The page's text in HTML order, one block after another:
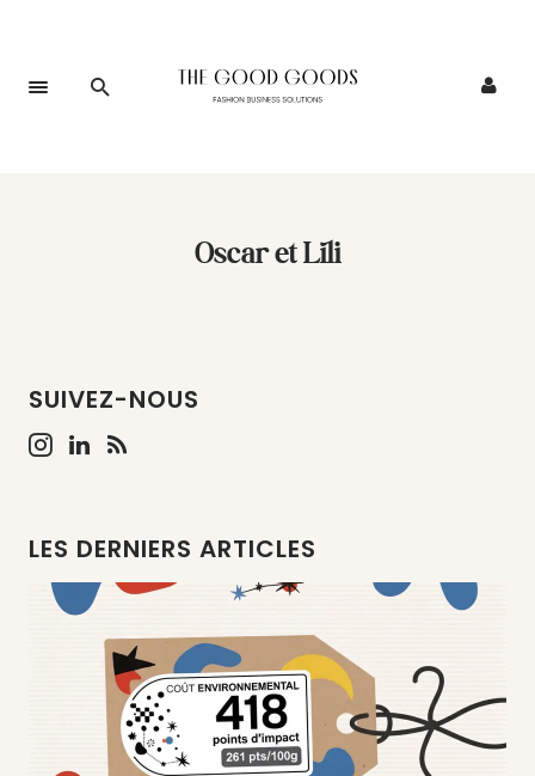
Oscar et Lili
SUIVEZ-NOUS
LES DERNIERS ARTICLES